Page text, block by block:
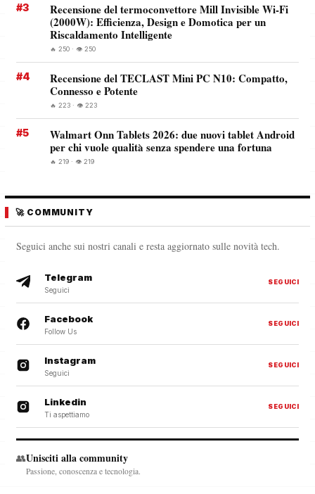
#3
Recensione del termoconvettore Mill Invisible Wi-Fi
(2000W): Efficienza, Design e Domotica per un
Riscaldamento Intelligente
🔥 250 · 👁️ 250
#4
Recensione del TECLAST Mini PC N10: Compatto,
Connesso e Potente
🔥 223 · 👁️ 223
#5
Walmart Onn Tablets 2026: due nuovi tablet Android
per chi vuole qualità senza spendere una fortuna
🔥 219 · 👁️ 219
🚀 COMMUNITY
Seguici anche sui nostri canali e resta aggiornato sulle novità tech.
Telegram
Seguici
SEGUICI
Facebook
Follow Us
SEGUICI
Instagram
Seguici
SEGUICI
Linkedin
Ti aspettiamo
SEGUICI
👥Unisciti alla community
Passione, conoscenza e tecnologia.